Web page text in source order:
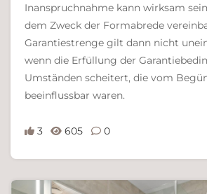
Inanspruchnahme kann wirksam
dem Zweck der Formabrede
Garantiestrenge gilt dann nicht
wenn die Erfüllung der
Umständen scheitert, die vom
beeinflussbar waren.
3 605 0